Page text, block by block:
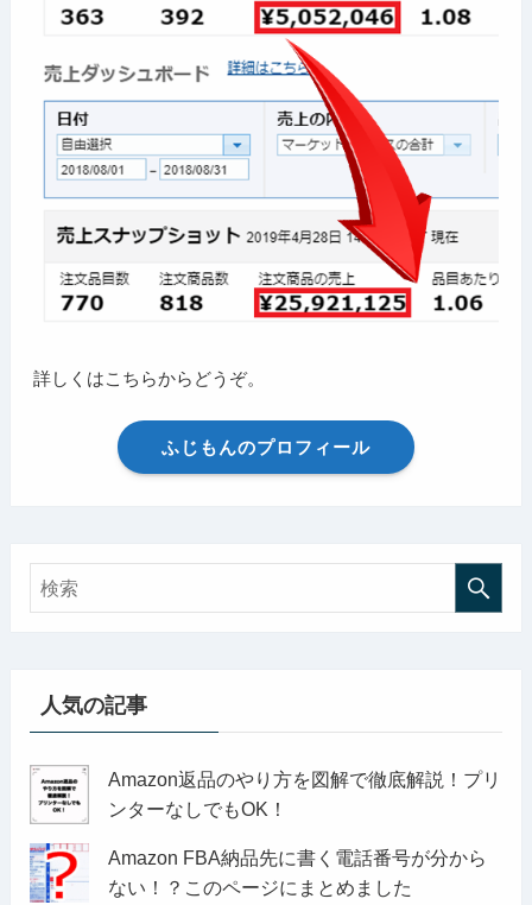
詳しくはこちらからどうぞ。
ふじもんのプロフィール
人気の記事
Amazon返品のやり方を図解で徹底解説！プリ
ンターなしでもOK！
Amazon FBA納品先に書く電話番号が分から
ない！？このページにまとめました